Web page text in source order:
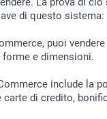
di questo sistema:
puoi
e dimensioni.
include la
carte di credito,
A NOI